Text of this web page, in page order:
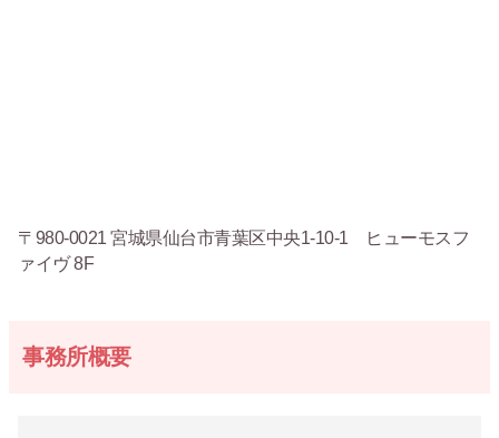
〒980-0021 宮城県仙台市青葉区中央1-10-1 ヒューモスフ
ァイヴ 8F
事務所概要